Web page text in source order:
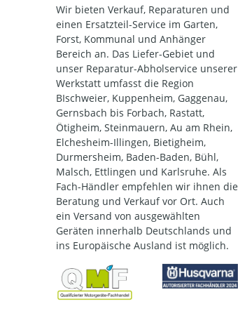
Wir bieten Verkauf, Reparaturen und
einen Ersatzteil-Service im Garten,
Forst, Kommunal und Anhänger
Bereich an. Das Liefer-Gebiet und
unser Reparatur-Abholservice unserer
Werkstatt umfasst die Region
BIschweier, Kuppenheim, Gaggenau,
Gernsbach bis Forbach, Rastatt,
Ötigheim, Steinmauern, Au am Rhein,
Elchesheim-Illingen, Bietigheim,
Durmersheim, Baden-Baden, Bühl,
Malsch, Ettlingen und Karlsruhe. Als
Fach-Händler empfehlen wir ihnen die
Beratung und Verkauf vor Ort. Auch
ein Versand von ausgewählten
Geräten innerhalb Deutschlands und
ins Europäische Ausland ist möglich.